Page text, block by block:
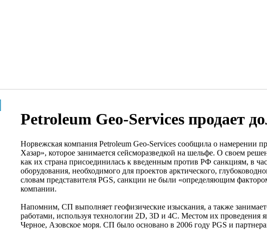
Petroleum Geo-Services продает
Норвежская компания Petroleum Geo-Services сообщила о намерении
Хазар», которое занимается сейсморазведкой на шельфе. О своем
как их страна присоединилась к введенным против РФ санкциям, в
оборудования, необходимого для проектов арктического,
словам представителя PGS, санкции не были «определяющим
компании.
Напомним, СП выполняет геофизические изыскания, а также
работами, используя технологии 2D, 3D и 4С. Местом их проведения
Черное, Азовское моря. СП было основано в 2006 году PGS и